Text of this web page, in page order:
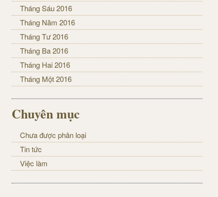
Tháng Sáu 2016
Tháng Năm 2016
Tháng Tư 2016
Tháng Ba 2016
Tháng Hai 2016
Tháng Một 2016
Chuyên mục
Chưa được phân loại
Tin tức
Việc làm